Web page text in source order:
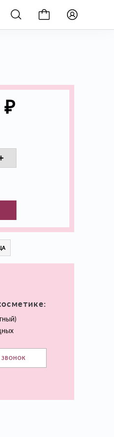
₽
ЗВОНОК